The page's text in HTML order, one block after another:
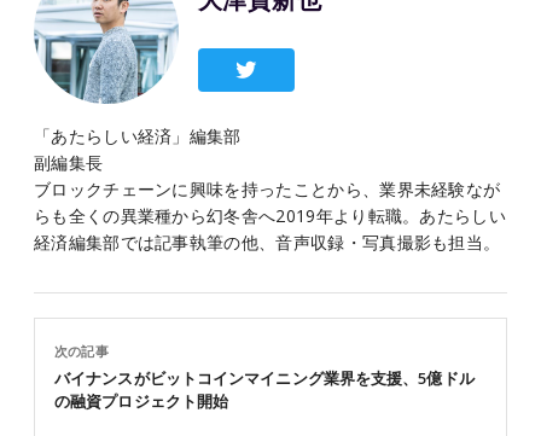
「あたらしい経済」編集部
副編集長
ブロックチェーンに興味を持ったことから、業界未経験なが
らも全くの異業種から幻冬舎へ2019年より転職。あたらしい
経済編集部では記事執筆の他、音声収録・写真撮影も担当。
次の記事
バイナンスがビットコインマイニング業界を支援、5億ドル
の融資プロジェクト開始